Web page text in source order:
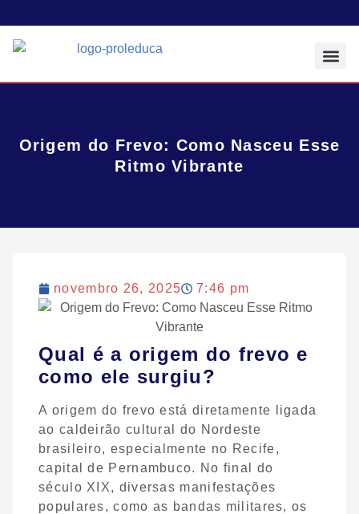
Origem do Frevo: Como Nasceu Esse
Ritmo Vibrante
novembro 26, 2025 7:46 pm
Qual é a origem do frevo e
como ele surgiu?
A origem do frevo está diretamente ligada
ao caldeirão cultural do Nordeste
brasileiro, especialmente no Recife,
capital de Pernambuco. No final do
século XIX, diversas manifestações
populares, como as bandas militares, os